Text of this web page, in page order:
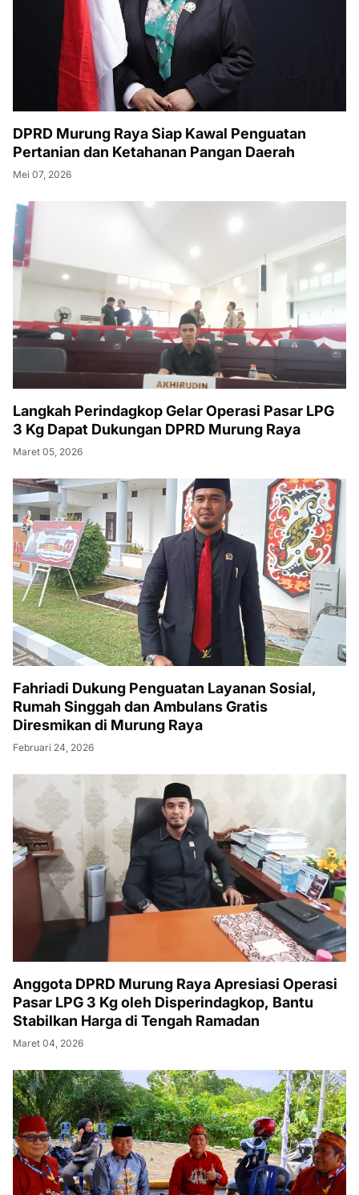
DPRD Murung Raya Siap Kawal Penguatan
Pertanian dan Ketahanan Pangan Daerah
Mei 07, 2026
Langkah Perindagkop Gelar Operasi Pasar LPG
3 Kg Dapat Dukungan DPRD Murung Raya
Maret 05, 2026
Fahriadi Dukung Penguatan Layanan Sosial,
Rumah Singgah dan Ambulans Gratis
Diresmikan di Murung Raya
Februari 24, 2026
Anggota DPRD Murung Raya Apresiasi Operasi
Pasar LPG 3 Kg oleh Disperindagkop, Bantu
Stabilkan Harga di Tengah Ramadan
Maret 04, 2026